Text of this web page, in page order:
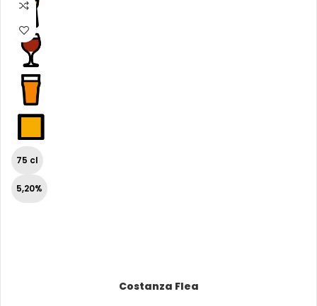
75 cl
5,20%
Costanza Flea